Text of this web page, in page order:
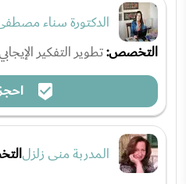
الدكتورة سناء
التخصص:تطوير التفكير
المدربة منى زلزل